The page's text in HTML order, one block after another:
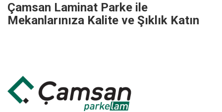
Çamsan Laminat Parke ile
Mekanlarınıza Kalite ve Şıklık Katın